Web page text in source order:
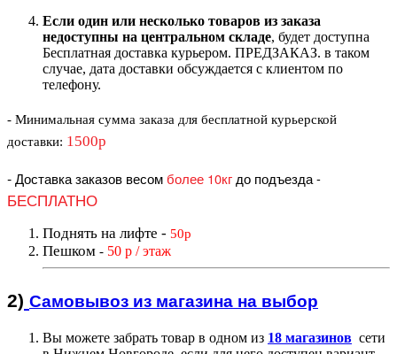
Если один или несколько товаров из заказа
недоступны на центральном складе, будет доступна
Бесплатная доставка курьером. ПРЕДЗАКАЗ. в таком
случае, дата доставки обсуждается с клиентом по
телефону.
- Минимальная сумма заказа для бесплатной курьерской
доставки: 1500р
-Доставка заказов весомболее 10кгдо подъезда-
БЕСПЛАТНО
Поднять на лифте - 50р
Пешком - 50 р / этаж
2) Самовывоз из магазина на выбор
Вы можете забрать товар в одном из 18 магазинов сети